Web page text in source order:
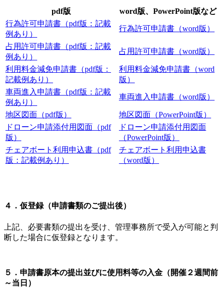
pdf版
word版、PowerPoint版など
行為許可申請書（pdf版：記載
例あり）
行為許可申請書（word版）
占用許可申請書（pdf版：記載
例あり）
占用許可申請書（word版）
利用料金減免申請書（pdf版：
記載例あり）
利用料金減免申請書（word
版）
車両進入申請書（pdf版：記載
例あり）
車両進入申請書（word版）
地区図面（pdf版）
地区図面（PowerPoint版）
ドローン申請添付用図面（pdf
版）
ドローン申請添付用図面
（PowerPoint版）
チェアボート利用申込書（pdf
版：記載例あり）
チェアボート利用申込書
（word版）
４．仮登録（申請書類のご提出後）
上記、必要書類の提出を受け、管理事務所で受入が可能と判
断した場合に仮登録となります。
５．申請書原本の提出並びに使用料等の入金（開催２週間前
～当日）